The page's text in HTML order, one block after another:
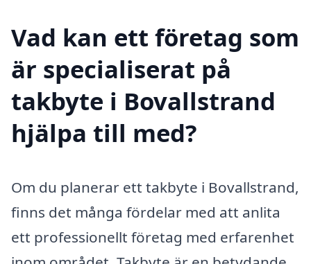
Vad kan ett företag som
är specialiserat på
takbyte i Bovallstrand
hjälpa till med?
Om du planerar ett takbyte i Bovallstrand,
finns det många fördelar med att anlita
ett professionellt företag med erfarenhet